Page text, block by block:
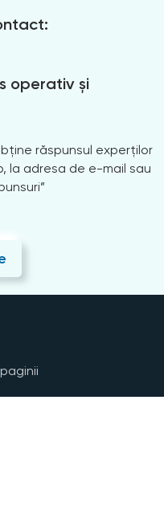
operativ și
răspunsul experților
la adresa de e-mail sau